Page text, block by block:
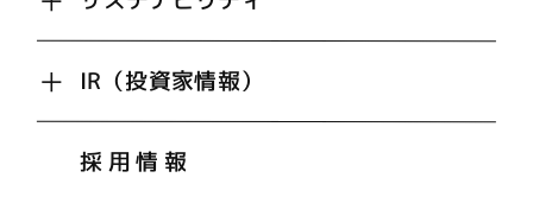
IR（投資家情報）
採用情報